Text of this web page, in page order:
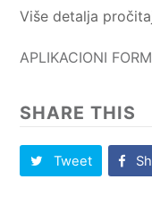
Više detalja
APLIKACIONI
SHARE THIS
Tweet